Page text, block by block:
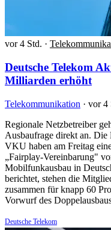
vor 4 Std. ·
Deutsche Telekom
Milliarden erhöht
Telekommunikation · vor 4
Regionale Netzbetreiber
Ausbaufrage direkt an.
VKU haben am Freitag
„Fairplay-Vereinbarung"
Mobilfunkausbau in
berichtet, stehen die
zusammen für knapp 60
Vorwurf des
Deutsche Telekom